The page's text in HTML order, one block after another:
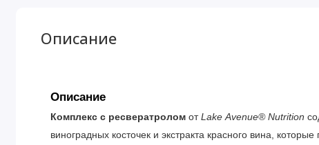
Описание
Описание
Комплекс с ресвератролом отLake Avenue® Nutrition
виноградных косточек и экстракта красного вина,